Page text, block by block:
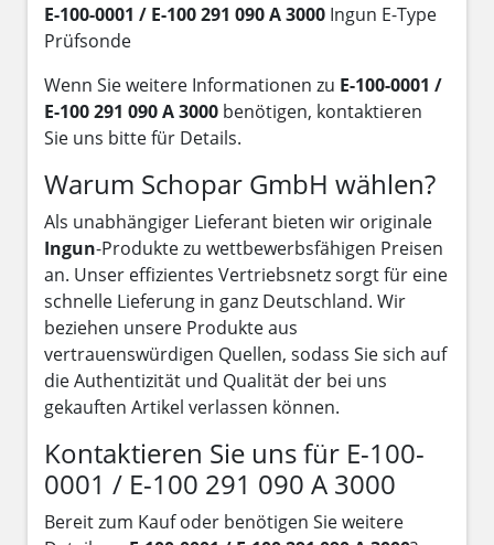
E-100-0001 / E-100 291 090 A 3000 Ingun E-Type
Prüfsonde
Wenn Sie weitere Informationen zu E-100-0001 /
E-100 291 090 A 3000 benötigen, kontaktieren
Sie uns bitte für Details.
Warum Schopar GmbH wählen?
Als unabhängiger Lieferant bieten wir originale
Ingun-Produkte zu wettbewerbsfähigen Preisen
an. Unser effizientes Vertriebsnetz sorgt für eine
schnelle Lieferung in ganz Deutschland. Wir
beziehen unsere Produkte aus
vertrauenswürdigen Quellen, sodass Sie sich auf
die Authentizität und Qualität der bei uns
gekauften Artikel verlassen können.
Kontaktieren Sie uns für E-100-
0001 / E-100 291 090 A 3000
Bereit zum Kauf oder benötigen Sie weitere